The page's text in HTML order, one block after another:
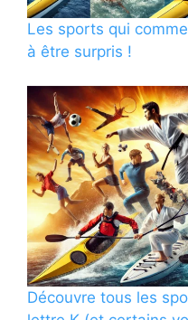
Les sports qui
à être surpris !
Découvre tous les